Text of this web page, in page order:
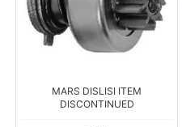
MARS DISLISI ITEM
DISCONTINUED